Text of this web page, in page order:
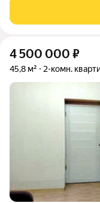
качественный
Все готово для аренды.
4 500 000 ₽
45,8 м² 2-комн.